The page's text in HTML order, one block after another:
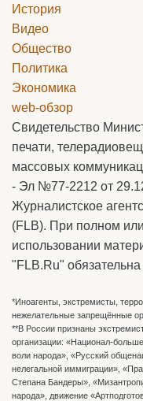
История
Видео
Общество
Политика
Экономика
web-обзор
Свидетельство
печати,
массовых
- Эл №77-2212 от
Журналистское
(FLB). При полном
использовании
"FLB.Ru"
*Иноагенты, экстремисты,
нежелательные запрещённые
**В России признаны
организации: «Национал-
воли народа», «Русский
нелегальной иммиграции»,
Степана Бандеры»,
народа», движение